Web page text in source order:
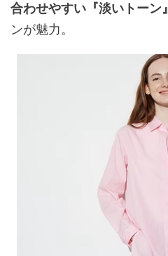
合わせやすい『淡いトーン』
ンが魅力。